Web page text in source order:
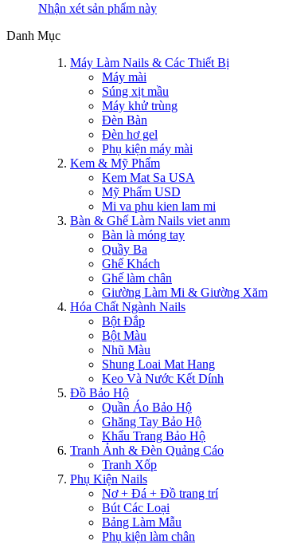
Nhận xét sản phẩm này
Danh Mục
Máy Làm Nails & Các Thiết Bị
Máy mài
Súng xịt mầu
Máy khử trùng
Đèn Bàn
Đèn hơ gel
Phụ kiện máy mài
Kem & Mỹ Phẩm
Kem Mat Sa USA
Mỹ Phẩm USD
Mi va phu kien lam mi
Bàn & Ghế Làm Nails viet anm
Bàn là móng tay
Quầy Ba
Ghế Khách
Ghế làm chân
Giường Làm Mi & Giường Xăm
Hóa Chất Ngành Nails
Bột Đắp
Bột Màu
Nhũ Màu
Shung Loai Mat Hang
Keo Và Nước Kết Dính
Đồ Bảo Hộ
Quần Áo Bảo Hộ
Ghăng Tay Bảo Hộ
Khẩu Trang Bảo Hộ
Tranh Ảnh & Đèn Quảng Cáo
Tranh Xốp
Phụ Kiện Nails
Nơ + Đá + Đồ trang trí
Bút Các Loại
Bảng Làm Mẫu
Phụ kiện làm chân